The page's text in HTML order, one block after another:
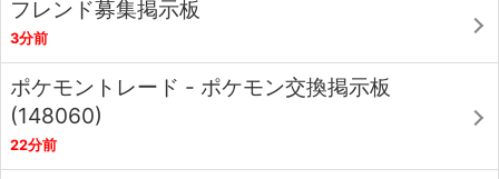
フレンド募集掲示板
3分前
ポケモントレード - ポケモン交換掲示板
(148060)
22分前